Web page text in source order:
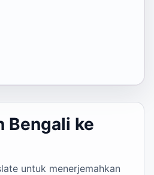
Bengali ke
untuk menerjemahkan